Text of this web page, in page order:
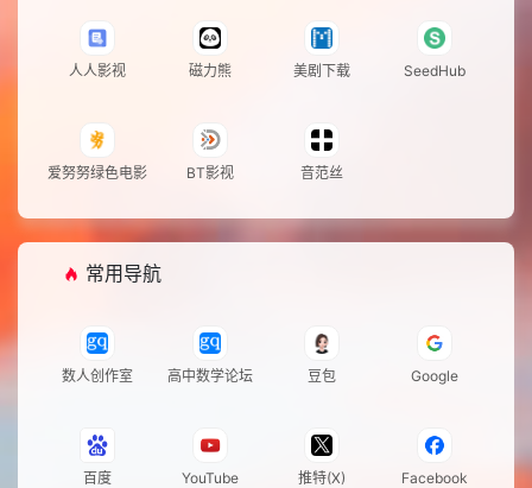
人人影视 磁力熊 美剧下载 SeedHub
爱努努绿色电影 BT影视 音范丝
常用导航
数人创作室 高中数学论坛 豆包 Google
百度 YouTube 推特(X) Facebook